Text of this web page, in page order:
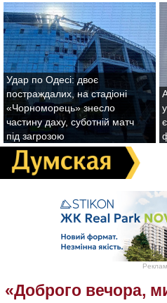
Удар по Одесі: двоє
постраждалих, на стадіоні
«Чорноморець» знесло
частину даху, суботній матч
під загрозою
«Доброго вечора,